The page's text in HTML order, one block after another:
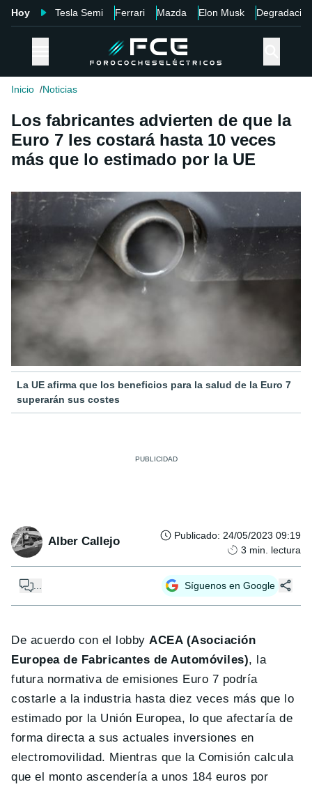
Hoy Tesla Semi Ferrari Mazda Elon Musk Degradación
Inicio Noticias
Los fabricantes advierten de que la
Euro 7 les costará hasta 10 veces
más que lo estimado por la UE
La UE afirma que los beneficios para la salud de la Euro 7
superarán sus costes
Alber Callejo Publicado: 24/05/2023 09:19
3 min. lectura
Síguenos en Google
De acuerdo con el lobbyACEA (Asociación
Europea de Fabricantes de Automóviles), la
futura normativa de emisiones Euro 7 podría
costarle a la industria hasta diez veces más que lo
estimado por la Unión Europea, lo que afectaría de
forma directa a sus actuales inversiones en
electromovilidad. Mientras que la Comisión calcula
que el monto ascendería a unos 184 euros por